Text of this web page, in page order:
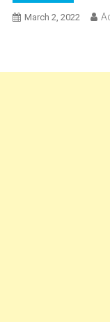
March 2, 2022